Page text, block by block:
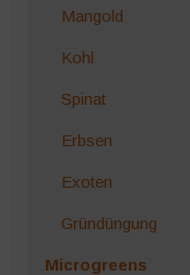
Mangold
Kohl
Spinat
Erbsen
Exoten
Gründüngung
Microgreens